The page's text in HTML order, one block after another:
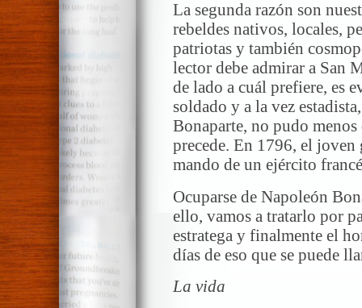
La segunda razón son
rebeldes nativos, locales,
patriotas y también
lector debe admirar a San
de lado a cuál prefiere, es
soldado y a la vez
Bonaparte, no pudo
precede. En 1796, el joven
mando de un ejército
Ocuparse de Napoleón
ello, vamos a tratarlo por
estratega y finalmente el
días de eso que se puede
La vida